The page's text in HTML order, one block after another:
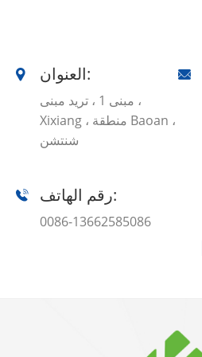
العنوان:
مبنى 1 ، تريد مبنى ،
Xixiang ، منطقة Baoan ،
شنتشن
رقم الهاتف:
0086-13662585086